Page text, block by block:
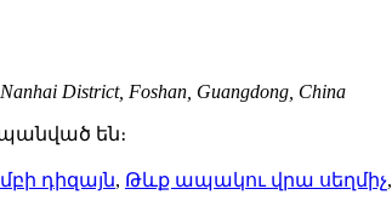
District, Foshan, Guangdong, China
են։
դիզայն, Թևք ապակու վրա սեղմիչ,